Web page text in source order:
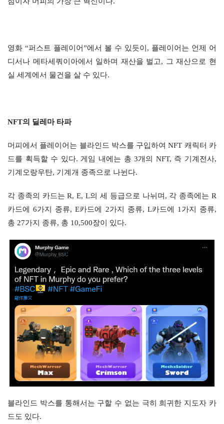
영화 “퍼스트 플레이어”에서 볼 수 있듯이, 플레이어는 언제 어
디서나 메타세쿼이아에서 일하며 재산을 벌고, 그 재산으로 현
실 세계에서 물건을 살 수 있다.
NFT의 딜레마 타파
머피에서 플레이어는 블라인드 박스를 구입하여 NFT 캐릭터 카
드를 획득할 수 있다. 게임 내에는 총 3개의 NFT, 즉 기계전사,
기계오랑우탄, 기계개 종족으로 나뉜다.
각 종족의 카드는 R, E, L의 세 등급으로 나뉘며, 각 종족에는 R
카드에 6가지 종류, E카드에 2가지 종류, L카드에 1가지 종류,
총 27가지 종류, 총 10,500장이 있다.
블라인드 박스를 통해서는 구할 수 없는 극히 희귀한 지도자 카
드도 있다.